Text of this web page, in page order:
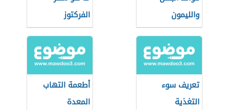
والليمون
الفركتوز
تعريف سوء
التغذية
أطعمة التهاب
المعدة